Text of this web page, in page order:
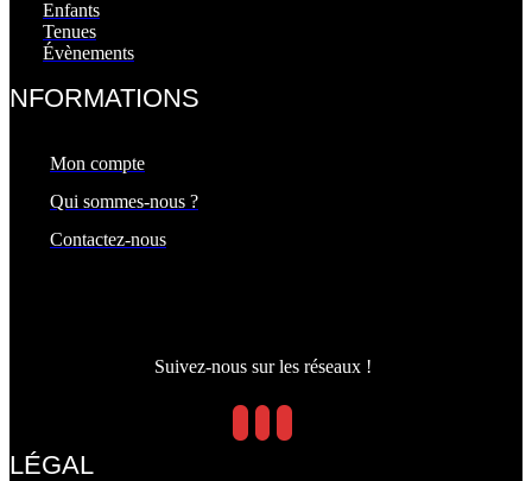
Enfants
Tenues
Évènements
INFORMATIONS
Mon compte
Qui sommes-nous ?
Contactez-nous
Suivez-nous sur les réseaux !
LÉGAL